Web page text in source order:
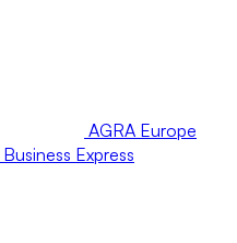
AGRA Europe
Business Express